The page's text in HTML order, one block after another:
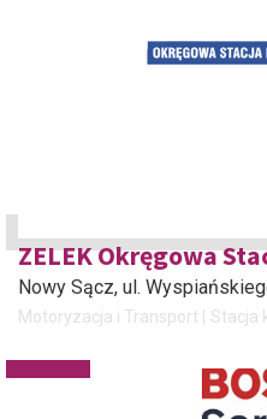
ZELEK Okręgowa
Nowy Sącz, ul.
Motoryzacja i Transport Stacja